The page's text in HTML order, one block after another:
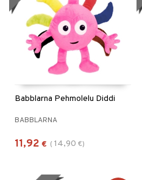
Babblarna Pehmolelu Diddi
BABBLARNA
11,92 € ( 14,90 €)